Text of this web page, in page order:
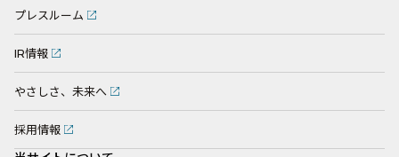
プレスルーム
IR情報
やさしさ、未来へ
採用情報